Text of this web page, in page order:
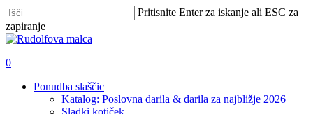
Skip
to
main
Pritisnite Enter za iskanje ali ESC za
zapiranje
Zapri
išči
account
0
Ponudba slaščic
Katalog: Poslovna darila & darila za najbližje 2026
Sladki kotiček